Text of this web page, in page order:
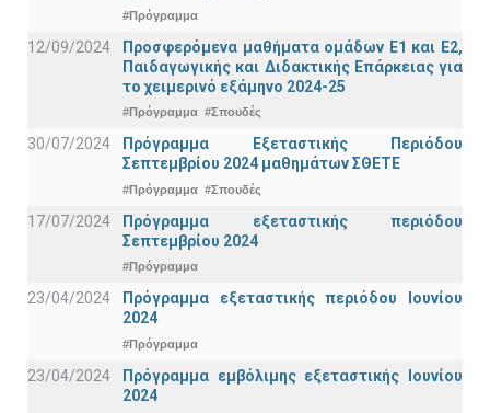
#Πρόγραμμα
12/09/2024
Προσφερόμενα μαθήματα ομάδων Ε1 και Ε2,
Παιδαγωγικής και Διδακτικής Επάρκειας για
το χειμερινό εξάμηνο 2024-25
#Πρόγραμμα #Σπουδές
30/07/2024
Πρόγραμμα Εξεταστικής Περιόδου
Σεπτεμβρίου 2024 μαθημάτων ΣΘΕΤΕ
#Πρόγραμμα #Σπουδές
17/07/2024
Πρόγραμμα εξεταστικής περιόδου
Σεπτεμβρίου 2024
#Πρόγραμμα
23/04/2024
Πρόγραμμα εξεταστικής περιόδου Ιουνίου
2024
#Πρόγραμμα
23/04/2024
Πρόγραμμα εμβόλιμης εξεταστικής Ιουνίου
2024